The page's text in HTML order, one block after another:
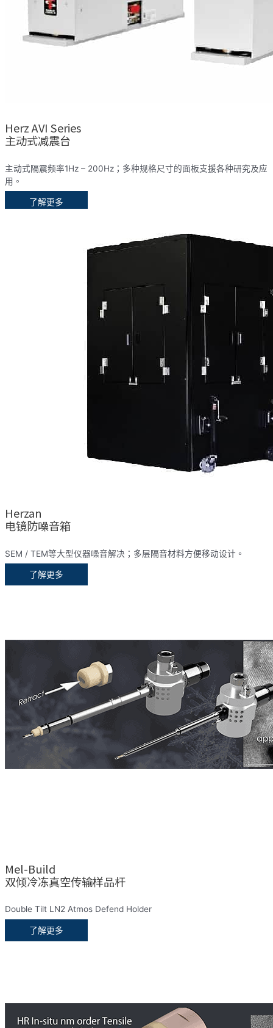
Herz AVI Series
主动式减震台
主动式隔震频率1Hz – 200Hz；多种规格尺寸的面板支援各种研究及应
用。
了解更多
Herzan
电镜防噪音箱
SEM / TEM等大型仪器噪音解决；多层隔音材料方便移动设计。
了解更多
Mel-Build
双倾冷冻真空传输样品杆
Double Tilt LN2 Atmos Defend Holder
了解更多